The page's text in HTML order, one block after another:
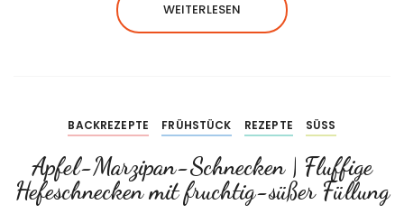
WEITERLESEN
BACKREZEPTE FRÜHSTÜCK REZEPTE SÜSS
Apfel-Marzipan-Schnecken | Fluffige
Hefeschnecken mit fruchtig-süßer Füllung